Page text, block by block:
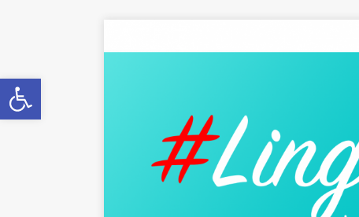
Abrir a barra de ferramentas